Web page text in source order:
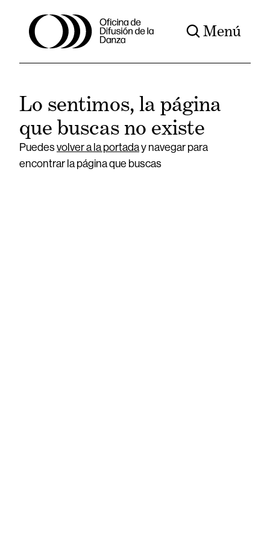
Menú
Lo sentimos, la página
que buscas no existe
Puedesvolver a la portaday navegar para
encontrar la página que buscas